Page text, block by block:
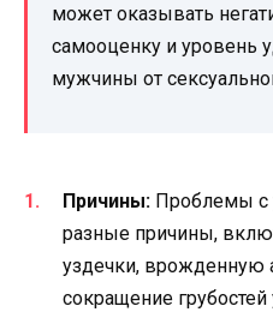
может оказывать
самооценку и уровень
мужчины от
Причины: Проблемы с
разные причины,
уздечки, врожденную
сокращение